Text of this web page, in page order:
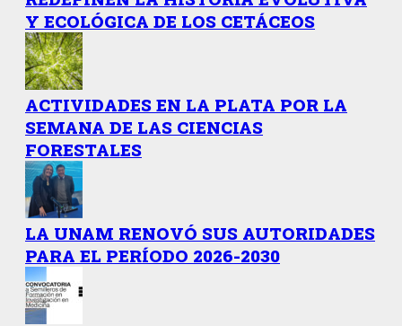
Y ECOLÓGICA DE LOS CETÁCEOS
ACTIVIDADES EN LA PLATA POR LA
SEMANA DE LAS CIENCIAS
FORESTALES
LA UNAM RENOVÓ SUS AUTORIDADES
PARA EL PERÍODO 2026-2030